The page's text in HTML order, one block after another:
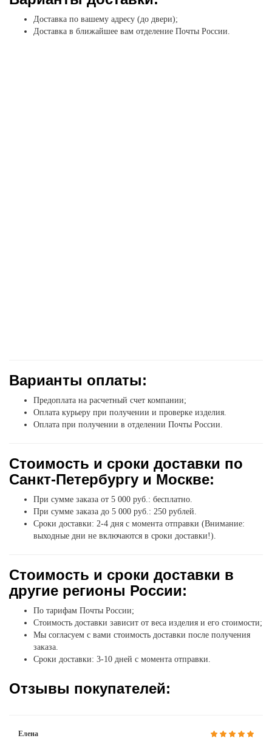
Доставка по вашему адресу (до двери);
Доставка в ближайшее вам отделение Почты России.
Варианты оплаты:
Предоплата на расчетный счет компании;
Оплата курьеру при получении и проверке изделия.
Оплата при получении в отделении Почты России.
Стоимость и сроки доставки по
Санкт-Петербургу и Москве:
При сумме заказа от 5 000 руб.: бесплатно.
При сумме заказа до 5 000 руб.: 250 рублей.
Сроки доставки: 2-4 дня с момента отправки (Внимание:
выходные дни не включаются в сроки доставки!).
Стоимость и сроки доставки в
другие регионы России:
По тарифам Почты России;
Стоимость доставки зависит от веса изделия и его стоимости;
Мы согласуем с вами стоимость доставки после получения
заказа.
Сроки доставки: 3-10 дней с момента отправки.
Отзывы покупателей:
Елена